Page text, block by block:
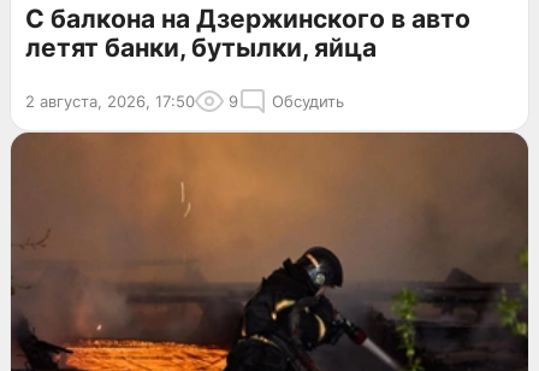
С балкона на Дзержинского в авто
летят банки, бутылки, яйца
2 августа, 2026, 17:50 9 Обсудить